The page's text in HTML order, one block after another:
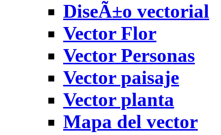
DiseÃ±o vectorial
Vector Flor
Vector Personas
Vector paisaje
Vector planta
Mapa del vector